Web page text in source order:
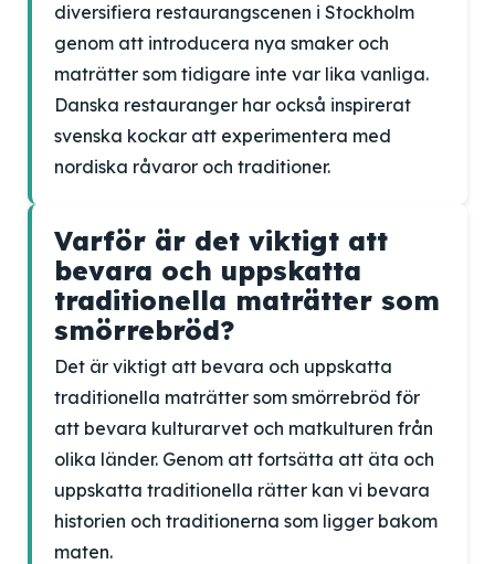
diversifiera restaurangscenen i Stockholm
genom att introducera nya smaker och
maträtter som tidigare inte var lika vanliga.
Danska restauranger har också inspirerat
svenska kockar att experimentera med
nordiska råvaror och traditioner.
Varför är det viktigt att
bevara och uppskatta
traditionella maträtter som
smörrebröd?
Det är viktigt att bevara och uppskatta
traditionella maträtter som smörrebröd för
att bevara kulturarvet och matkulturen från
olika länder. Genom att fortsätta att äta och
uppskatta traditionella rätter kan vi bevara
historien och traditionerna som ligger bakom
maten.